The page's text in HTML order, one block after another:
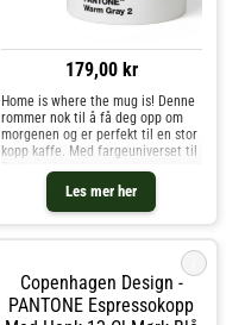
179,00 kr
Les mer her
Home is where the mug is! Denne
rommer nok til å få deg opp om
morgenen og er perfekt til en stor
kopp kaffe. Med fargeuniverset til
personlige farge til
favorittkoppen. Hver kopp er i
fineste benporselen.
Copenhagen Design -
PANTONE Espressokopp